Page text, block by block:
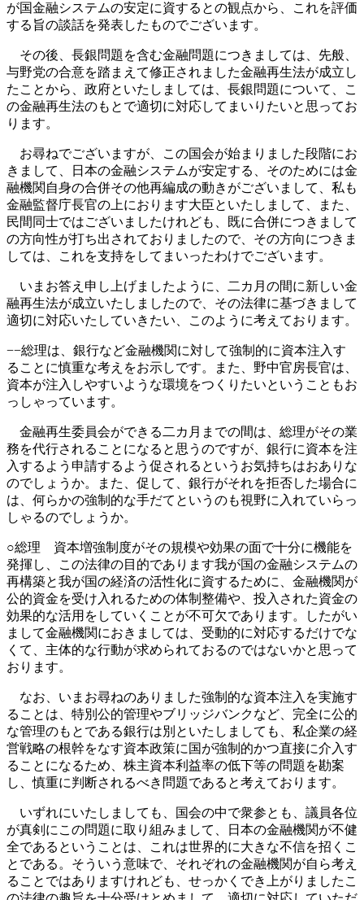
が国金融システムの安定に資するとの観点から、これを評価
する旨の談話を発表したものでございます。
その後、長銀問題を含む金融問題につきましては、先般、
与野党の合意を踏まえて修正されました金融再生法が成立し
たことから、政府といたしましては、長銀問題について、こ
の金融再生法のもとで適切に対応してまいりたいと思ってお
ります。
お尋ねでございますが、この国会が始まりました段階にお
きまして、日本の金融システムが安定する、そのためには金
融機関自身の合併その他再編成の動きがございまして、私も
金融監督庁長官の上におります大臣といたしまして、また、
民間同士ではございましたけれども、既に合併につきまして
の方向性が打ち出されておりましたので、その方向につきま
しては、これを支持をしてまいったわけでございます。
いまお答え申し上げましたように、二カ月の間に新しい金
融再生法が成立いたしましたので、その法律に基づきまして
適切に対応いたしていきたい、このように考えております。
−−総理は、銀行など金融機関に対して強制的に資本注入す
ることに慎重な考えをお示しです。また、野中官房長官は、
資本が注入しやすいような環境をつくりたいということもお
っしゃっています。
金融再生委員会ができる二カ月までの間は、総理がその業
務を代行されることになると思うのですが、銀行に資本を注
入するよう申請するよう促されるというお気持ちはおありな
のでしょうか。また、促して、銀行がそれを拒否した場合に
は、何らかの強制的な手だてというのも視野に入れていらっ
しゃるのでしょうか。
○総理 資本増強制度がその規模や効果の面で十分に機能を
発揮し、この法律の目的であります我が国の金融システムの
再構築と我が国の経済の活性化に資するために、金融機関が
公的資金を受け入れるための体制整備や、投入された資金の
効果的な活用をしていくことが不可欠であります。したがい
まして金融機関におきましては、受動的に対応するだけでな
くて、主体的な行動が求められておるのではないかと思って
おります。
なお、いまお尋ねのありました強制的な資本注入を実施す
ることは、特別公的管理やブリッジバンクなど、完全に公的
な管理のもとである銀行は別といたしましても、私企業の経
営戦略の根幹をなす資本政策に国が強制的かつ直接に介入す
ることになるため、株主資本利益率の低下等の問題を勘案
し、慎重に判断されるべき問題であると考えております。
いずれにいたしましても、国会の中で衆参とも、議員各位
が真剣にこの問題に取り組みまして、日本の金融機関が不健
全であるということは、これは世界的に大きな不信を招くこ
とである。そういう意味で、それぞれの金融機関が自ら考え
ることではありますけれども、せっかくでき上がりましたこ